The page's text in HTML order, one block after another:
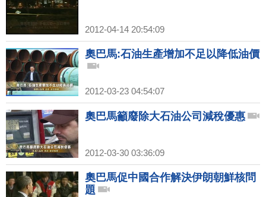
2012-04-14 20:54:09
奧巴馬:石油生產增加不足以降低油價
2012-03-23 04:54:07
奧巴馬籲廢除大石油公司減稅優惠
2012-03-30 03:36:09
奧巴馬促中國合作解決伊朗朝鮮核問
題